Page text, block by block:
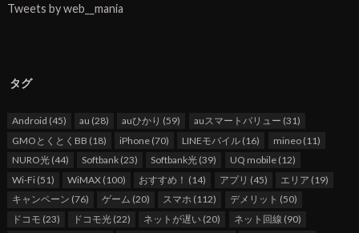
Tweets by web__mania
タグ
Android (45) au (28) auひかり (59) auスマートバリュー (31)
GMOとくとくBB (18) iPhone (70) LINEモバイル (16) mineo(11)
NURO光(44) Softbank (23) Softbank光 (39) UQ mobile(12)
Wi-Fi(51) WiMAX (100) おすすめ！ (14) アプリ (45) エリア (19)
キャンペーン (76) ゲーム (20) スマホ (112) デメリット (50)
ドコモ (23) ドコモ光 (22) ネットが遅い (20) ネット回線 (90)